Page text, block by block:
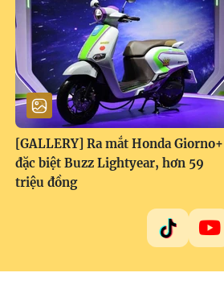
[GALLERY] Ra mắt Honda Giorno+
đặc biệt Buzz Lightyear, hơn 59
triệu đồng